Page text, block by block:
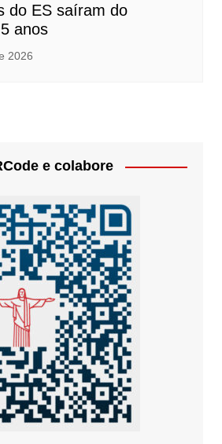
do ES saíram do
anos
2026
e colabore